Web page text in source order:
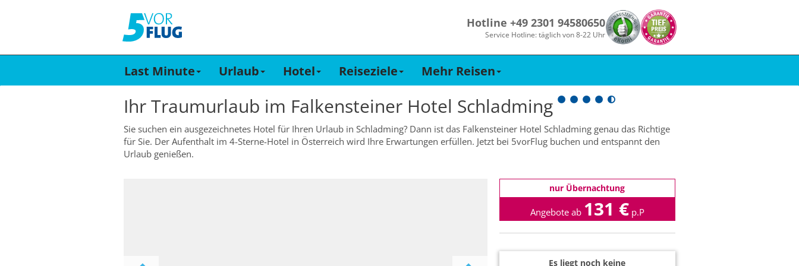
Hotline +49 2301 94580650
Service Hotline: täglich von 8-22 Uhr
Last Minute Urlaub Hotel Reiseziele Mehr Reisen
Ihr Traumurlaub im Falkensteiner Hotel Schladming
Sie suchen ein ausgezeichnetes Hotel für Ihren Urlaub in Schladming? Dann ist das Falkensteiner Hotel Schladming genau das Richtige
für Sie. Der Aufenthalt im 4-Sterne-Hotel in Österreich wird Ihre Erwartungen erfüllen. Jetzt bei 5vorFlug buchen und entspannt den
Urlaub genießen.
nur Übernachtung
Angebote ab 131 € p.P
Es liegt noch keine